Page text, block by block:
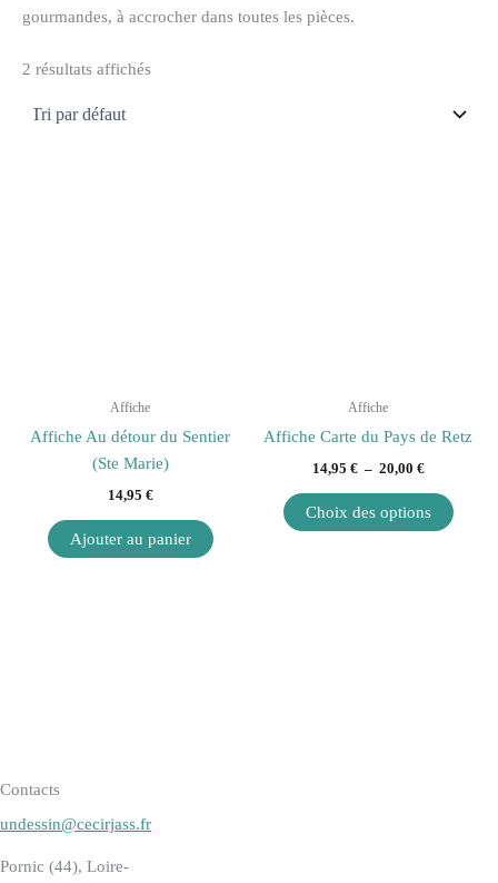
gourmandes, à accrocher dans toutes les pièces.
2 résultats affichés
Affiche
Affiche Au détour du Sentier
(Ste Marie)
14,95 €
Ajouter au panier
Affiche
Affiche Carte du Pays de Retz
14,95 € – 20,00 €
Choix des options
page
Contacts
undessin@cecirjass.fr
Pornic (44), Loire-